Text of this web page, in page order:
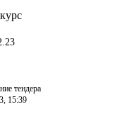
тендера
15:39